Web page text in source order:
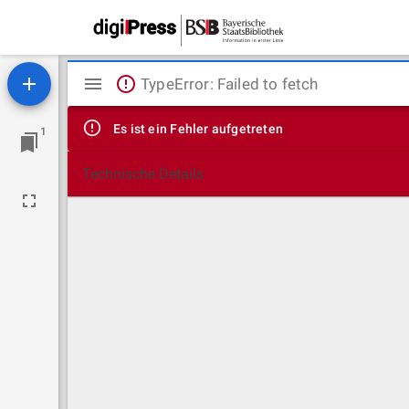
1
Mirador
Viewer
TypeError: Failed to fetch
Es ist ein Fehler aufgetreten
Technische Details